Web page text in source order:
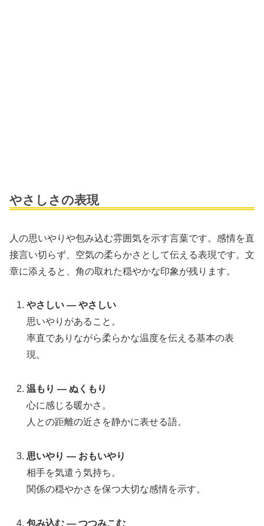
やさしさの表現
人の思いやりや包み込む雰囲気を示す言葉です。感情を直
接言い切らず、空気の柔らかさとして伝える表現です。文
章に添えると、角の取れた穏やかな印象が残ります。
やさしい — やさしい
思いやりがあること。
率直でありながら柔らかな温度を伝える基本の表
現。
温もり — ぬくもり
心に感じる暖かさ。
人との距離の近さを静かに表せる語。
思いやり — おもいやり
相手を気遣う気持ち。
関係の穏やかさを保つ大切な感情を示す。
包み込む — つつみこむ